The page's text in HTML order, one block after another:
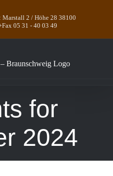
Marstall 2 / Höhe 28 38100
05 31 - 40 03 49
for
2024